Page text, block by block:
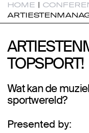
HOME |
TOPSPORT!
TOPSPORT!
Wat kan de
sportwereld?
Presented by: